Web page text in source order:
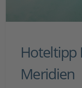
Hoteltipp
Meridien